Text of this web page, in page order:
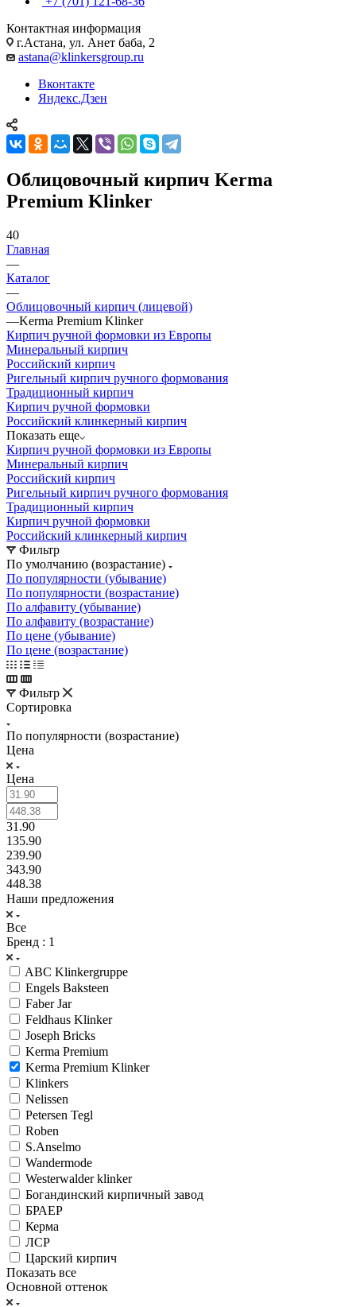
Контактная информация
г.Астана, ул. Анет баба, 2
astana@klinkersgroup.ru
Вконтакте
Яндекс.Дзен
Облицовочный кирпич Kerma
Premium Klinker
40
Главная
—
Каталог
—
Облицовочный кирпич (лицевой)
—Kerma Premium Klinker
Кирпич ручной формовки из Европы
Минеральный кирпич
Российский кирпич
Ригельный кирпич ручного формования
Традиционный кирпич
Кирпич ручной формовки
Российский клинкерный кирпич
Показать еще
Кирпич ручной формовки из Европы
Минеральный кирпич
Российский кирпич
Ригельный кирпич ручного формования
Традиционный кирпич
Кирпич ручной формовки
Российский клинкерный кирпич
Фильтр
По умолчанию (возрастание)
По популярности (убывание)
По популярности (возрастание)
По алфавиту (убывание)
По алфавиту (возрастание)
По цене (убывание)
По цене (возрастание)
Фильтр
Сортировка
По популярности (возрастание)
Цена
Цена
31.90
135.90
239.90
343.90
448.38
Наши предложения
Все
Бренд : 1
ABC Klinkergruppe
Engels Baksteen
Faber Jar
Feldhaus Klinker
Joseph Bricks
Kerma Premium
Kerma Premium Klinker
Klinkers
Nelissen
Petersen Tegl
Roben
S.Anselmo
Wandermode
Westerwalder klinker
Богандинский кирпичный завод
БРАЕР
Керма
ЛСР
Царский кирпич
Показать все
Основной оттенок